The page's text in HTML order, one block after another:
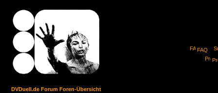
FAQ
DVDuell.de Forum Foren-Übersicht